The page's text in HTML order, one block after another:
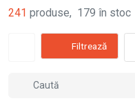
241 produse, 179 în stoc
Filtrează